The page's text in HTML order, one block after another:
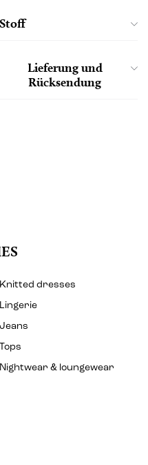
Stoff
Lieferung und
Rücksendung
Knitted dresses
Lingerie
Jeans
Tops
Nightwear & loungewear